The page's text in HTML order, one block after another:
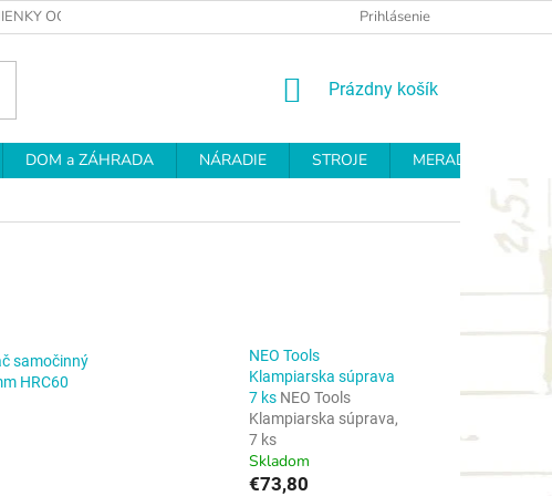
OCHRANY OSOBNÝCH ÚDAJOV REKLAMAČNÝ PROTOKOL
Prihlásenie
NÁKUPNÝ
Prázdny košík
DOM a ZÁHRADA NÁRADIE STROJE MERADLÁ
samočinný
HRC60
NEO Tools
Klampiarska súprava
7 ks NEO Tools
Klampiarska súprava,
7 ks
Skladom
€73,80